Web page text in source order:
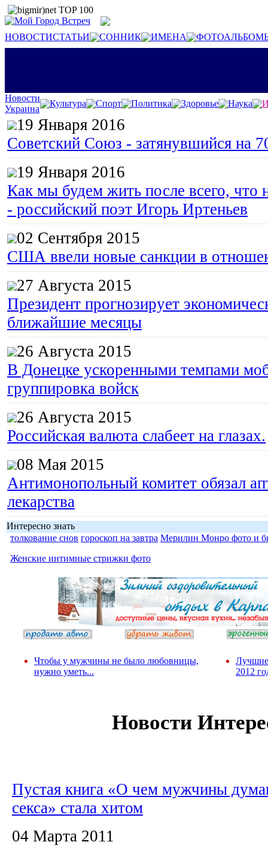
НОВОСТИСТАТЬИ СОННИК ИМЕНА
Новости
Украина
Культура Спорт Политика Здоровье Наука
19 Января 2016
Советский Союз - затянувшийся на
19 Января 2016
Как мы будем жить после всего, что
- российский поэт Игорь Иртеньев
02 Сентября 2015
США ввели новые санкции в
27 Августа 2015
Президент прогнозирует
ближайшие месяцы
26 Августа 2015
В Донецке ускоренными темпами
группировка войск
26 Августа 2015
Российская валюта слабеет на глазах.
08 Мая 2015
Антимонопольный комитет обязал
лекарства
Интересно знать
толкование снов гороскоп на завтра Мерилин Монро фото и
Женские интимные стрижки фото
Чтобы у мужчины не было любовницы,
нужно уметь...
Лучшие
2012
Новости
Пустая книга «О чем мужчины
секса» стала хитом
04 Марта 2011